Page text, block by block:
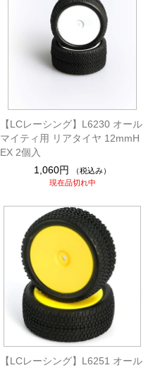
【LCレーシング】L6230 オール
マイティ用 リアタイヤ 12mmH
EX 2個入
1,060円
（税込み）
現在品切れ中
【LCレーシング】L6251 オール